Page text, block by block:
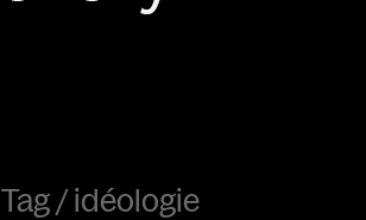
Tag /idéologie